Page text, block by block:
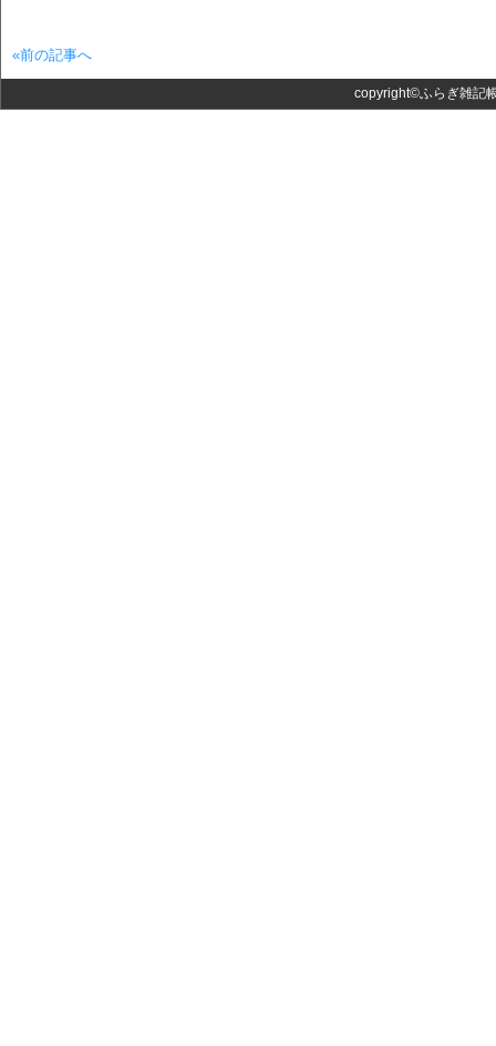
«前の記事へ
copyright©ふらぎ雑記